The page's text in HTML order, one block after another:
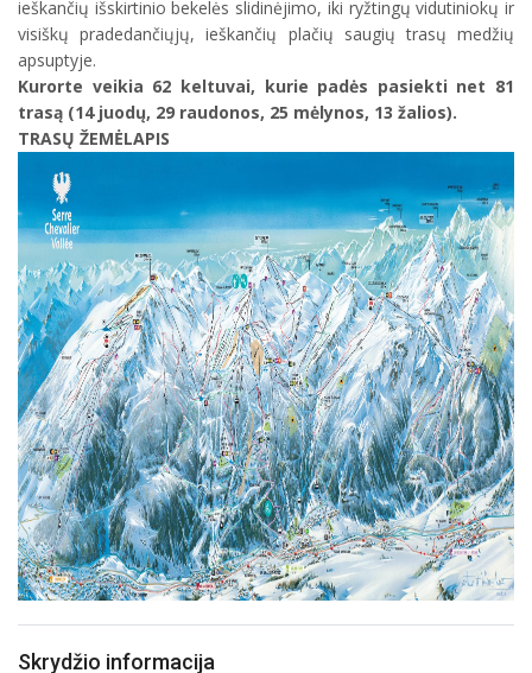
ieškančių išskirtinio bekelės slidinėjimo, iki ryžtingų vidutiniokų ir
visiškų pradedančiųjų, ieškančių plačių saugių trasų medžių
apsuptyje.
Kurorte veikia 62 keltuvai, kurie padės pasiekti net 81
trasą (14 juodų, 29 raudonos, 25 mėlynos, 13 žalios).
TRASŲ ŽEMĖLAPIS
Skrydžio informacija